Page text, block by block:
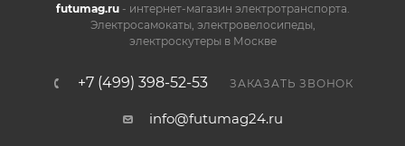
futumag.ru- интернет-магазин электротранспорта.
Электросамокаты, электровелосипеды,
электроскутеры в Москве
+7 (499) 398-52-53 ЗАКАЗАТЬ ЗВОНОК
info@futumag24.ru